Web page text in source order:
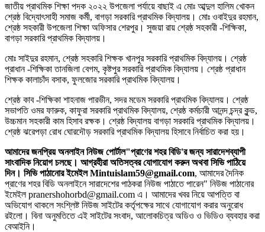
জাতীয় প্রাথমিক শিক্ষা পদক ২০২২ উপজেলা পর্যায়ে বাছাই এ মোঃ আব্দুল হালিম খোকন
শ্রেষ্ঠ বিদ্যোৎসাহী সমাজ কর্মী, বাগড়া সরকারি প্রাথমিক বিদ্যালয়। মোঃ ওবাইদুর রহমান,
শ্রেষ্ঠ সহকারী উপজেলা শিক্ষা অফিসার শেরপুর। সুজয়া রায় শ্রেষ্ঠ সহকারী -শিক্ষিকা,
বাগড়া সরকারি প্রাথমিক বিদ্যালয়।
মোঃ সাইদুর রহমান, শ্রেষ্ঠ সহকারি শিক্ষক খানপুর সরকারি প্রাথমিক বিদ্যালয়। শ্রেষ্ঠ
প্রাধান -শিক্ষিকা তানজিলা বেগম, কৃষ্টপুর সরকারি প্রাথমিক বিদ্যালয়। শ্রেষ্ঠ প্রাধান
শিক্ষক কালাচাঁদ বসাক, ফুলজোর সরকারি প্রাথমিক বিদ্যালয়।
শ্রেষ্ঠ কাব -শিক্ষিকা শাহনাজ পারভীন, সদর মডেম সরকারি প্রাথমিক বিদ্যালয়। শ্রেষ্ঠ
সভাপতি ওমর ফারুক, কাফুরা সরকারি প্রাথমিক বিদ্যালয়, শ্রেষ্ঠ কর্মচারী আনন্দ চন্দ্র কুন্ড,
উচ্চমান সহকারী কাম হিসাব রক্ষক। শ্রেষ্ঠ বিদ্যালয় বাগড়া সরকারি প্রাথমিক বিদ্যালয়।
শ্রেষ্ঠ ঝরেপড়া রোধ ঘোরদৌড় সরকারি প্রাথমিক বিদ্যালয় হিসাবে নির্বাচিত করা হয়।
আমাদের জনপ্রিয় অনলাইন নিউজ পোর্টাল"প্রাণের শহর বিডি'র জন্য সারাদেশব্যাপী
সাংবাদিক নিয়োগ চলছে। আগ্রহীরা অতিসত্বর যোগাযোগ করুন অথবা সিভি পাঠিয়ে
দিন। সিভি পাঠানোর ইমেইল Mintuislam59@gmail.com, আমাদের দৈনিক
প্রাণের শহর বিডি অনলাইনে সারাদেশের পাঠকরা নিউজ পাঠাতে পারেন" নিউজ পাঠানোর
ইমেইল pranershohorbd@gmail.com এ। আমাদের খবর নিয়ে আপত্তি বা
অভিযোগ থাকলে সংশ্লিষ্ট নিউজ সাইটের কর্তৃপক্ষের সাথে যোগাযোগ করার অনুরোধ
রইলো। বিনা অনুমতিতে এই সাইটের সংবাদ, আলোকচিত্র অডিও ও ভিডিও ব্যবহার করা
বেআইনি।